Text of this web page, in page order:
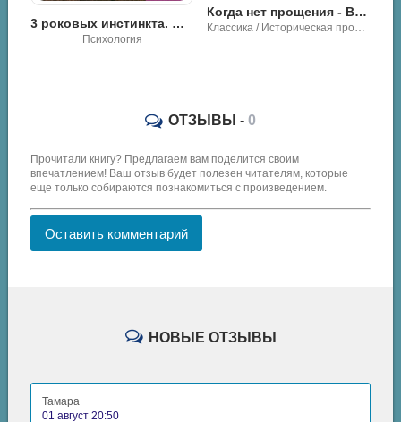
Классика / Историческая проза / Разная литература Классика
ОТЗЫВЫ - 0
Прочитали книгу? Предлагаем вам поделится своим
впечатлением! Ваш отзыв будет полезен читателям, которые
еще только собираются познакомиться с произведением.
Оставить комментарий
НОВЫЕ ОТЗЫВЫ
Тамара
01 август 20:50